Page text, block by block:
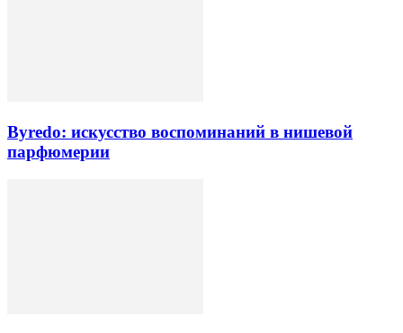
Byredo: искусство воспоминаний в нишевой
парфюмерии